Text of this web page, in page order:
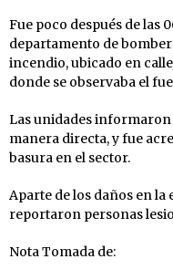
Fue poco después de las
departamento de
incendio, ubicado en
donde se observaba el
Las unidades
manera directa, y fue
basura en el sector.
Aparte de los daños en
reportaron personas
Nota Tomada de: